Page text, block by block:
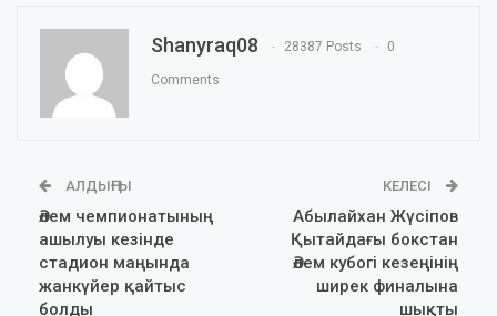
Shanyraq08 28387 Posts 0
Comments
АЛДЫҢҒЫ
Әлем чемпионатының
ашылуы кезінде
стадион маңында
жанкүйер қайтыс
болды
КЕЛЕСІ
Абылайхан Жүсіпов
Қытайдағы бокстан
Әлем кубогі кезеңінің
ширек финалына
шықты